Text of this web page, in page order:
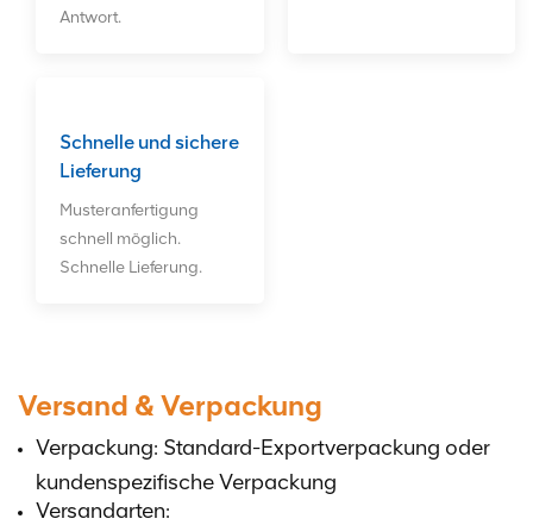
Antwort.
Schnelle und sichere
Lieferung
Musteranfertigung
schnell möglich.
Schnelle Lieferung.
Versand & Verpackung
Verpackung: Standard-Exportverpackung oder
kundenspezifische Verpackung
Versandarten: